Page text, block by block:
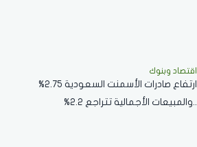
اقتصاد وبنوك
ارتفاع صادرات الأسمنت السعودية 2.75%
..والمبيعات الأجمالية تتراجع 2.2%